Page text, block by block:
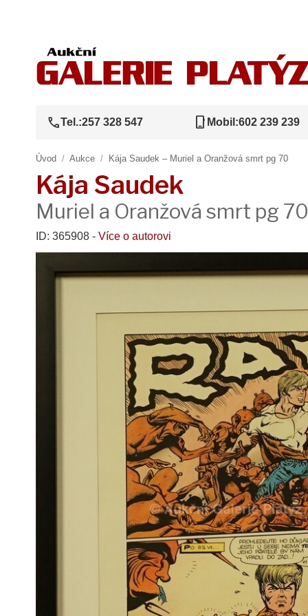
callTel.:257 328 547 phone_iphone Mobil:602 239 239
Úvod / Aukce / Kája Saudek – Muriel a Oranžová smrt pg 70
Kája Saudek
Muriel a Oranžová smrt pg 70
ID: 365908 - Více o autorovi